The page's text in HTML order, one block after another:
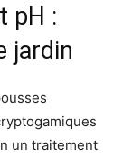
pH :
jardin
un traitement